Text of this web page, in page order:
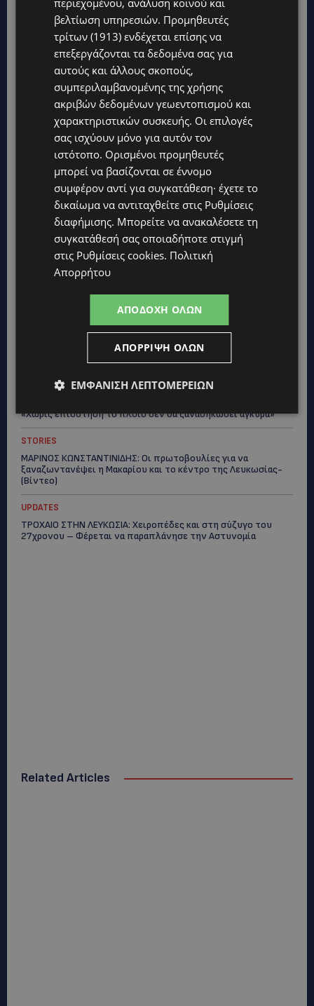
Topics
Η Peugeot είναι ο επίσημος συνεργάτης του Φεστιβάλ
Κινηματογράφου της Βενετίας
VIBE NEWS
Lidl Better Living Days #summer2026: Ένα μοναδικό ταξίδι
ευεξίας, γεμάτο γεύση, ενέργεια και χαμόγελα σε όλη την
ΚΑΤΟΙΚΙΔΙΑ
ΠΑΓΚΟΣΜΙΑ ΗΜΕΡΑ ΓΑΤΑΣ: Χιλιάδες στην Κύπρο, καθεμία
μοναδική – Το χαδιάρικο τετράποδο με τη ματιά που λιώνει
καρδιές
UPDATES
ΤΑΣΟΣ ΧΑΤΖΗΓΙΟΒΑΝΗΣ: Η συγκλονιστική ιστορία του
12χρονου Δημήτρη και η δωρεά των 12.500 ευρώ που του
ΕΞΩΤΙΚΑ ΖΩΑ ΣΤΗΝ ΚΥΠΡΟ: Πότε επιτρέπεται και πότε
απαγορεύεται να έχεις μαϊμού ως κατοικίδιο – Ποια ζώα
UPDATES
«Χωρίς επιδότηση το πλοίο δεν θα ξανασηκώσει άγκυρα»
STORIES
ΜΑΡΙΝΟΣ ΚΩΝΣΤΑΝΤΙΝΙΔΗΣ: Οι πρωτοβουλίες για να
ξαναζωντανέψει η Μακαρίου και το κέντρο της Λευκωσίας-
(Βίντεο)
UPDATES
ΤΡΟΧΑΙΟ ΣΤΗΝ ΛΕΥΚΩΣΙΑ: Χειροπέδες και στη σύζυγο του
27χρονου – Φέρεται να παραπλάνησε την Αστυνομία
Related Articles
βελτίωση υπηρεσιών. Προμηθευτές
τρίτων (1913) ενδέχεται επίσης να
επεξεργάζονται τα δεδομένα σας για
αυτούς και άλλους σκοπούς,
συμπεριλαμβανομένης της χρήσης
ακριβών δεδομένων γεωεντοπισμού και
χαρακτηριστικών συσκευής. Οι επιλογές
σας ισχύουν μόνο για αυτόν τον
ιστότοπο. Ορισμένοι προμηθευτές
μπορεί να βασίζονται σε έννομο
συμφέρον αντί για συγκατάθεση· έχετε το
δικαίωμα να αντιταχθείτε στις Ρυθμίσεις
διαφήμισης. Μπορείτε να ανακαλέσετε τη
συγκατάθεσή σας οποιαδήποτε στιγμή
στις Ρυθμίσεις cookies. Πολιτική
Απορρήτου
ΑΠΟΔΟΧΉ ΌΛΩΝ
ΑΠΌΡΡΙΨΗ ΌΛΩΝ
ΕΜΦΆΝΙΣΗ ΛΕΠΤΟΜΕΡΕΙΏΝ